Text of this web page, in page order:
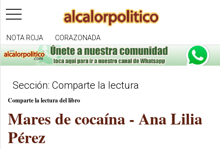
toggle
navigation
NOTA ROJA CORAZONADA
Sección: Comparte la lectura
Comparte la lectura del libro
Mares de cocaína - Ana Lilia
Pérez